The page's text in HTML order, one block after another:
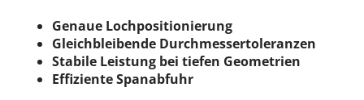
Genaue Lochpositionierung
Gleichbleibende Durchmessertoleranzen
Stabile Leistung bei tiefen Geometrien
Effiziente Spanabfuhr